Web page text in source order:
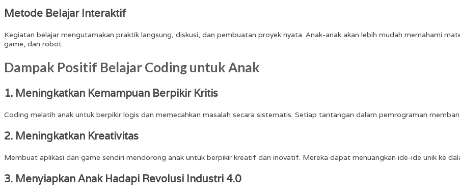
Metode Belajar Interaktif
Kegiatan belajar mengutamakan praktik langsung, diskusi, dan pembuatan proyek nyata. Anak-anak akan lebih mudah memahami
game, dan robot.
Dampak Positif Belajar Coding untuk Anak
1. Meningkatkan Kemampuan Berpikir Kritis
Coding melatih anak untuk berpikir logis dan memecahkan masalah secara sistematis. Setiap tantangan dalam pemrograman
2. Meningkatkan Kreativitas
Membuat aplikasi dan game sendiri mendorong anak untuk berpikir kreatif dan inovatif. Mereka dapat menuangkan ide-ide unik ke
3. Menyiapkan Anak Hadapi Revolusi Industri 4.0